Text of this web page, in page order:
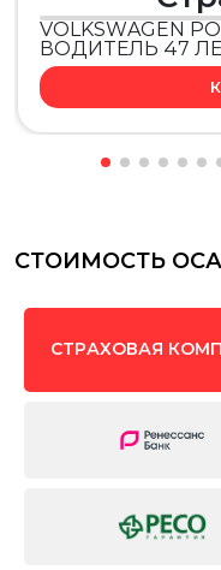
VOLKSWAGEN
ВОДИТЕЛЬ 47
СТОИМОСТЬ
СТРАХОВАЯ